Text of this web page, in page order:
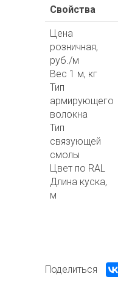
Свойства
Цена
розничная,
руб./м
Вес 1 м, кг
Тип
армирующего
волокна
Тип
связующей
смолы
Цвет по RAL
Длина куска,
м
Поделиться